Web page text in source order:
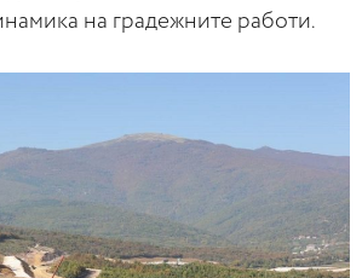
на градежните работи.